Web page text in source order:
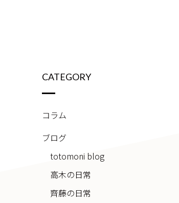
CATEGORY
コラム
ブログ
totomoni blog
高木の日常
齊藤の日常